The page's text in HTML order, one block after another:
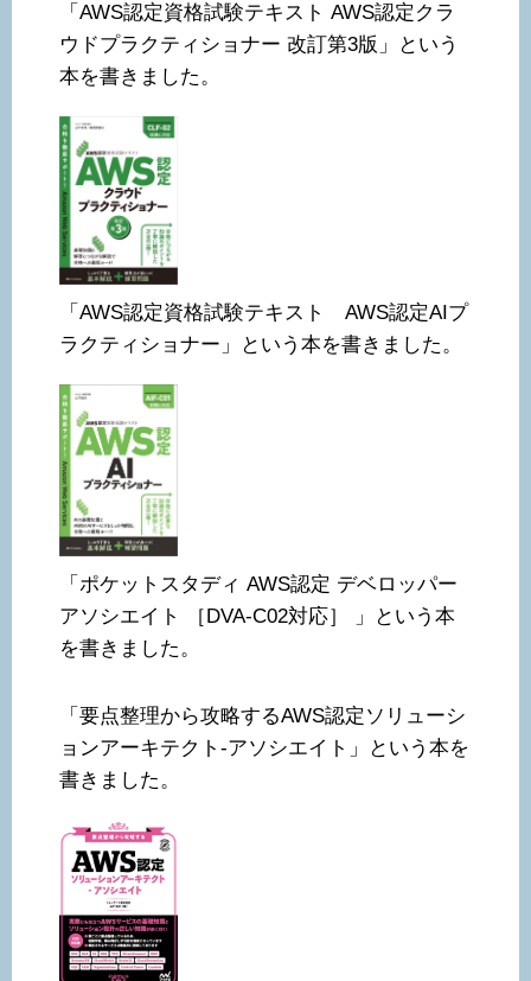
「AWS認定資格試験テキスト AWS認定クラ
ウドプラクティショナー 改訂第3版」という
本を書きました。
「AWS認定資格試験テキスト AWS認定AIプ
ラクティショナー」という本を書きました。
「ポケットスタディ AWS認定 デベロッパー
アソシエイト ［DVA-C02対応］ 」という本
を書きました。
「要点整理から攻略するAWS認定ソリューシ
ョンアーキテクト-アソシエイト」という本を
書きました。